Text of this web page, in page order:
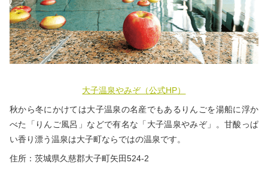
大子温泉やみぞ（公式HP）
秋から冬にかけては大子温泉の名産でもあるりんごを湯船に浮か
べた「りんご風呂」などで有名な「大子温泉やみぞ」。甘酸っぱ
い香り漂う温泉は大子町ならではの温泉です。
住所：茨城県久慈郡大子町矢田524-2